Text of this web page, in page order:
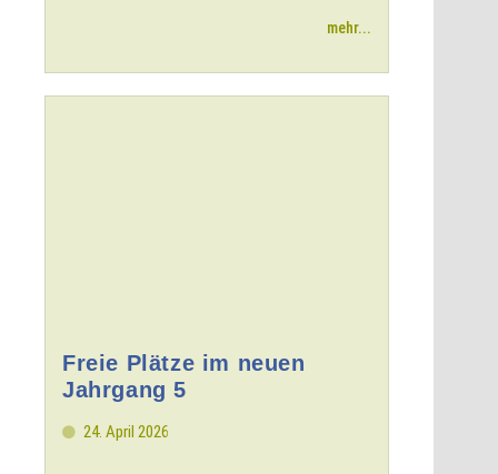
mehr...
Freie Plätze im neuen
Jahrgang 5
24. April 2026